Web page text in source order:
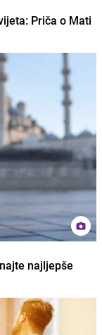
Priča o Mati
najljepše